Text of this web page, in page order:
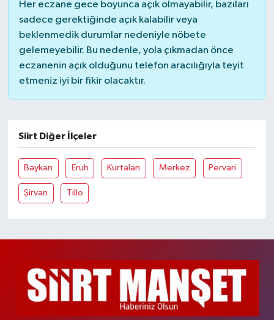
Her eczane gece boyunca açık olmayabilir, bazıları
sadece gerektiğinde açık kalabilir veya
beklenmedik durumlar nedeniyle nöbete
gelemeyebilir. Bu nedenle, yola çıkmadan önce
eczanenin açık olduğunu telefon aracılığıyla teyit
etmeniz iyi bir fikir olacaktır.
Siirt Diğer İlçeler
Baykan Eruh Kurtalan Merkez Pervari
Şirvan Tillo